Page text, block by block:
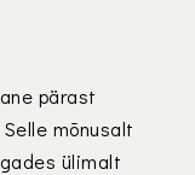
pärast
mõnusalt
ülimalt